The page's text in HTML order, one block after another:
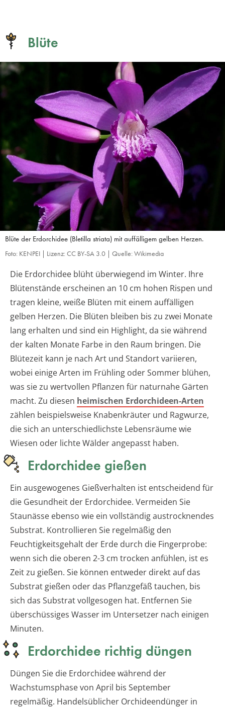
Blüte
Blüte der Erdorchidee (Bletilla striata) mit auffälligem gelben Herzen.
Foto: KENPEI | Lizenz: CC BY-SA 3.0 | Quelle: Wikimedia
Die Erdorchidee blüht überwiegend im Winter. Ihre
Blütenstände erscheinen an 10 cm hohen Rispen und
tragen kleine, weiße Blüten mit einem auffälligen
gelben Herzen. Die Blüten bleiben bis zu zwei Monate
lang erhalten und sind ein Highlight, da sie während
der kalten Monate Farbe in den Raum bringen. Die
Blütezeit kann je nach Art und Standort variieren,
wobei einige Arten im Frühling oder Sommer blühen,
was sie zu wertvollen Pflanzen für naturnahe Gärten
macht. Zu diesen heimischen Erdorchideen-Arten
zählen beispielsweise Knabenkräuter und Ragwurze,
die sich an unterschiedlichste Lebensräume wie
Wiesen oder lichte Wälder angepasst haben.
Erdorchidee gießen
Ein ausgewogenes Gießverhalten ist entscheidend für
die Gesundheit der Erdorchidee. Vermeiden Sie
Staunässe ebenso wie ein vollständig austrocknendes
Substrat. Kontrollieren Sie regelmäßig den
Feuchtigkeitsgehalt der Erde durch die Fingerprobe:
wenn sich die oberen 2-3 cm trocken anfühlen, ist es
Zeit zu gießen. Sie können entweder direkt auf das
Substrat gießen oder das Pflanzgefäß tauchen, bis
sich das Substrat vollgesogen hat. Entfernen Sie
überschüssiges Wasser im Untersetzer nach einigen
Minuten.
Erdorchidee richtig düngen
Düngen Sie die Erdorchidee während der
Wachstumsphase von April bis September
regelmäßig. Handelsüblicher Orchideendünger in